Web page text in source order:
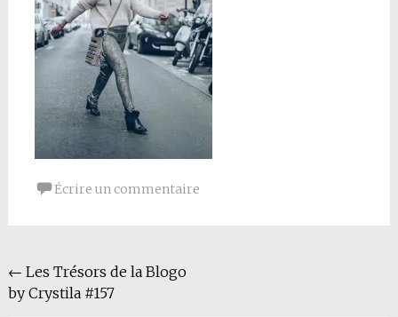
Écrire un commentaire
Navigation
de
← Les Trésors de la Blogo
by Crystila #157